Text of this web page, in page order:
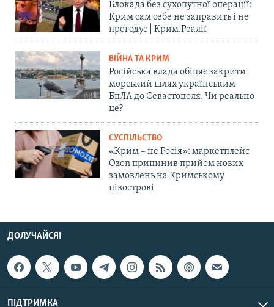
Блокада без сухопутної операції:
Крим сам себе не заправить і не
прогодує | Крим.Реалії
ВІЙНА ТА КРИМ
Російська влада обіцяє закрити
морський шлях українським
БпЛА до Севастополя. Чи реально
це?
СУСПІЛЬСТВО
«Крим – не Росія»: маркетплейс
Ozon припинив прийом нових
замовлень на Кримському
півострові
ДОЛУЧАЙСЯ!
ПІДТРИМКА